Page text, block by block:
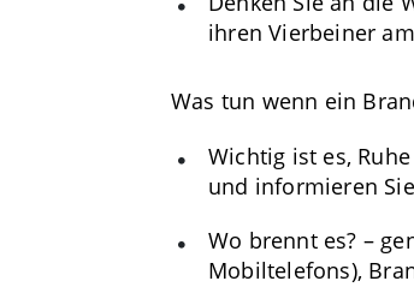
ihren Vierbeiner
Was tun wenn ein
Wichtig ist es,
und informieren
Wo brennt es? –
Mobiltelefons),